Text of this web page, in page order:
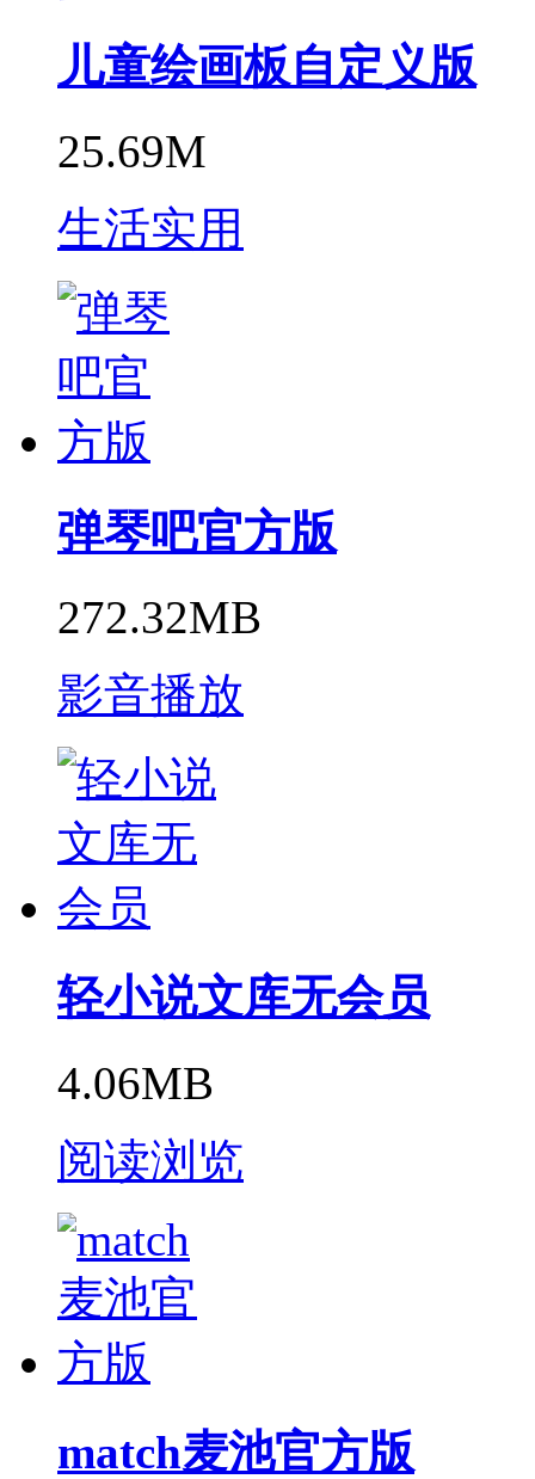
儿童绘画板自定义版
25.69M
生活实用
弹琴吧官方版
272.32MB
影音播放
轻小说文库无会员
4.06MB
阅读浏览
match麦池官方版